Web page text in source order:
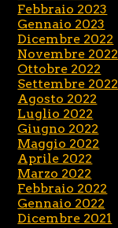
Febbraio 2023
Gennaio 2023
Dicembre 2022
Novembre 2022
Ottobre 2022
Settembre 2022
Agosto 2022
Luglio 2022
Giugno 2022
Maggio 2022
Aprile 2022
Marzo 2022
Febbraio 2022
Gennaio 2022
Dicembre 2021